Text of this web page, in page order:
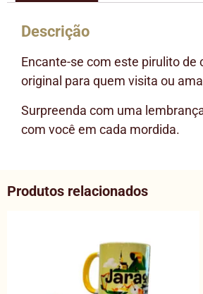
Descrição
Encante-se com este pirulito
original para quem visita ou
Surpreenda com uma
com você em cada mordida.
Produtos relacionados